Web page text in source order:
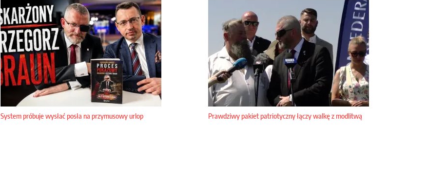
System próbuje wysłać posła na przymusowy urlop Prawdziwy pakiet patriotyczny łączy walkę z modlitwą